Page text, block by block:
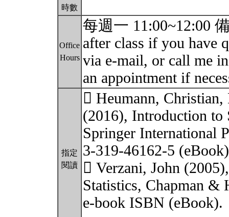
時數
Office
Hours
每週一 11:00~12:00
after class if you have
via e-mail, or call me
an appointment if
指定
閱讀
 Heumann, Christian,
(2016), Introduction to
Springer International
3-319-46162-5
 Verzani, John
Statistics, Chapman
e-book ISBN (eBook).